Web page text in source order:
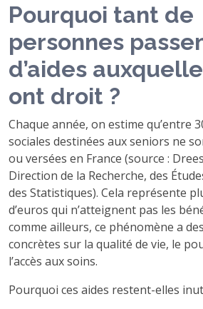
Pourquoi tant de
personnes
d’aides
ont droit ?
Chaque année, on estime qu’entre
sociales destinées aux seniors ne
ou versées en France (source :
Direction de la Recherche, des
des Statistiques). Cela représente
d’euros qui n’atteignent pas les
comme ailleurs, ce phénomène a
concrètes sur la qualité de vie, le
l’accès aux soins.
Pourquoi ces aides restent-elles